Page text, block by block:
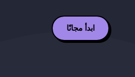
ابدأ مجانًا